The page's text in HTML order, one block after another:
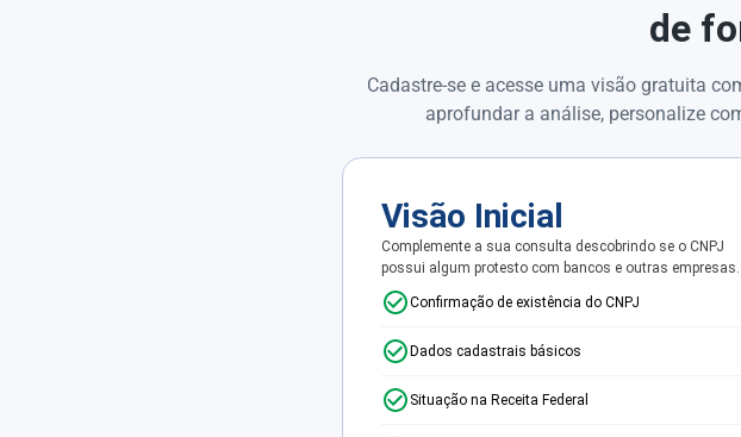
de
Cadastre-se e acesse uma visão gratuita
aprofundar a análise, personalize
Visão Inicial
Complemente a sua consulta descobrindo se o CNPJ
possui algum protesto com bancos e outras empresas.
Confirmação de existência do CNPJ
Dados cadastrais básicos
Situação na Receita Federal